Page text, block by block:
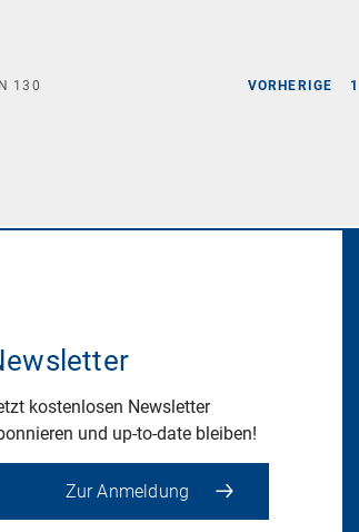
VORHERIGE 1
130
kostenlosen Newsletter
und up-to-date bleiben!
Zur Anmeldung